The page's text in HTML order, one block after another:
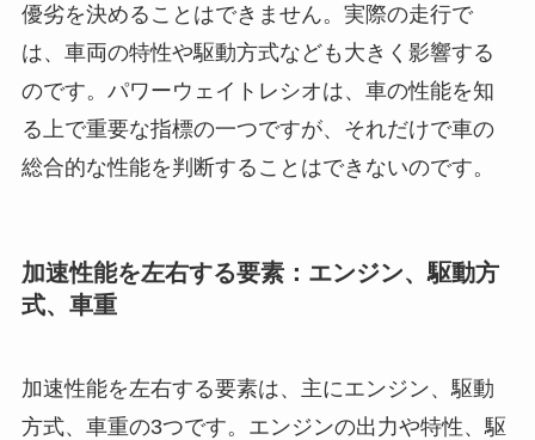
優劣を決めることはできません。実際の走行で
は、車両の特性や駆動方式なども大きく影響する
のです。パワーウェイトレシオは、車の性能を知
る上で重要な指標の一つですが、それだけで車の
総合的な性能を判断することはできないのです。
加速性能を左右する要素：エンジン、駆動方
式、車重
加速性能を左右する要素は、主にエンジン、駆動
方式、車重の3つです。エンジンの出力や特性、駆